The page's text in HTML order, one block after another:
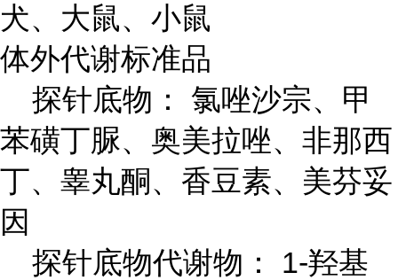
犬、大鼠、小鼠
体外代谢标准品
探针底物： 氯唑沙宗、甲
苯磺丁脲、奥美拉唑、非那西
丁、睾丸酮、香豆素、美芬妥
因
探针底物代谢物： 1-羟基